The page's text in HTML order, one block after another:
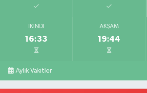
İKINDI
16:33
AKŞAM
19:44
Aylık Vakitler